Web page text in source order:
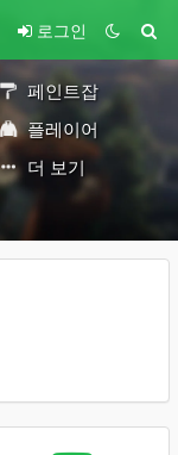
로그인
페인트잡
플레이어
더 보기